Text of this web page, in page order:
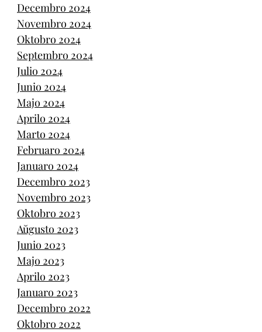
Decembro 2024
Novembro 2024
Oktobro 2024
Septembro 2024
Julio 2024
Junio 2024
Majo 2024
Aprilo 2024
Marto 2024
Februaro 2024
Januaro 2024
Decembro 2023
Novembro 2023
Oktobro 2023
Aŭgusto 2023
Junio 2023
Majo 2023
Aprilo 2023
Januaro 2023
Decembro 2022
Oktobro 2022